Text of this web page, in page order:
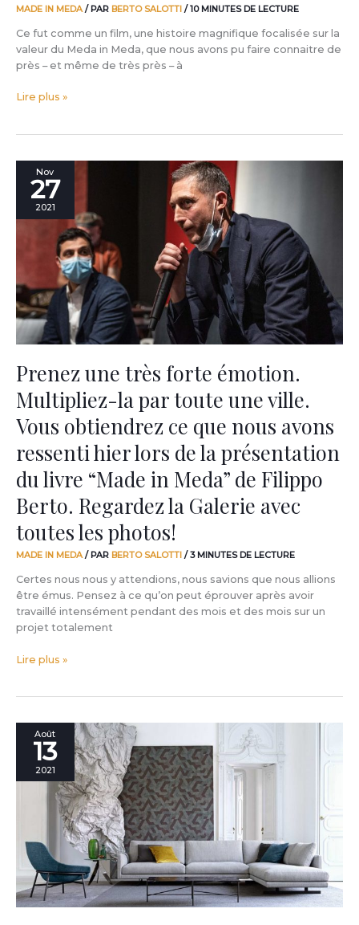
MADE IN MEDA/ PAR BERTO SALOTTI /10 MINUTES DE LECTURE
Ce fut comme un film, une histoire magnifique focalisée sur la
valeur du Meda in Meda, que nous avons pu faire connaitre de
près – et même de très près – à
Lire plus »
Nov
27
2021
Prenez une très forte émotion.
Multipliez-la par toute une ville.
Vous obtiendrez ce que nous avons
ressenti hier lors de la présentation
du livre “Made in Meda” de Filippo
Berto. Regardez la Galerie avec
toutes les photos!
MADE IN MEDA/ PAR BERTO SALOTTI /3 MINUTES DE LECTURE
Certes nous nous y attendions, nous savions que nous allions
être émus. Pensez à ce qu’on peut éprouver après avoir
travaillé intensément pendant des mois et des mois sur un
projet totalement
Prenez
une
très
émotion.
Multipliez-
toute
une
ville.
Vous
ce
que
nous
avons
hier
lors
de
la
du
livre
in
Meda”
de
Filippo
Regardez
Galerie
toutes
photos!
Lire plus »
Août
13
2021
Quand